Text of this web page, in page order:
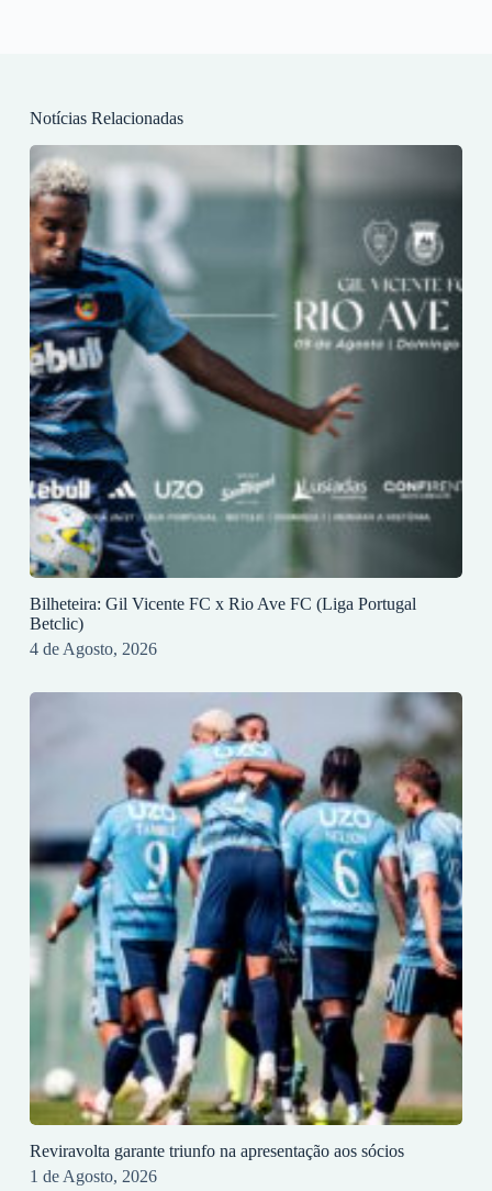
Notícias Relacionadas
Bilheteira: Gil Vicente FC x Rio Ave FC (Liga Portugal
Betclic)
4 de Agosto, 2026
Reviravolta garante triunfo na apresentação aos sócios
1 de Agosto, 2026